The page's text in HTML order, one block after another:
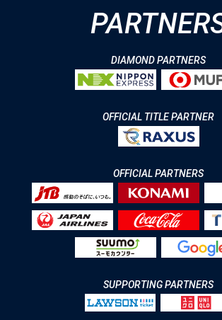
DIAMOND PARTNERS
OFFICIAL TITLE PARTNER
OFFICIAL PARTNERS
SUPPORTING PARTNERS